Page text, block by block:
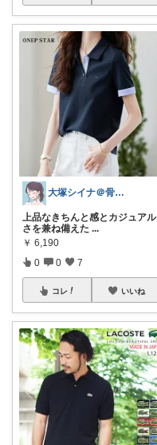
大塚シイナ＠骨ストselect shop
上品なきちんと感とカジュアル
さを兼ね備えた ...
￥ 6,190
0 0 7
コレ いいね